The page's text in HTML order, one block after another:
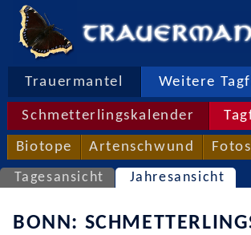
Trauermantel Weitere
Schmetterlingskalender
Biotope Artenschwund
Tagesansicht Jahresansicht
BONN: